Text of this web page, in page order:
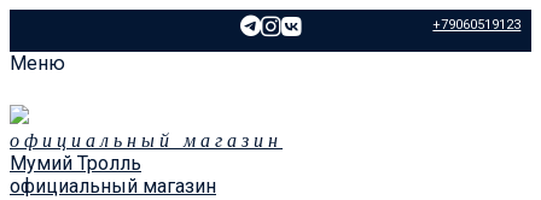
+79060519123
Меню
официальный магазин
Мумий Тролль
официальный магазин